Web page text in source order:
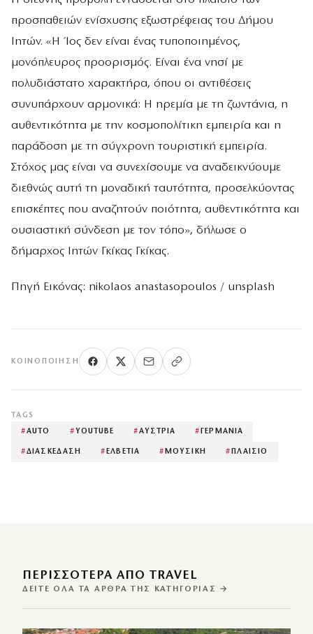
προσπαθειών ενίσχυσης εξωστρέφειας του Δήμου
Ιητών. «Η Ίος δεν είναι ένας τυποποιημένος,
μονόπλευρος προορισμός. Είναι ένα νησί με
πολυδιάστατο χαρακτήρα, όπου οι αντιθέσεις
συνυπάρχουν αρμονικά: Η ηρεμία με τη ζωντάνια, η
αυθεντικότητα με την κοσμοπολίτικη εμπειρία και η
παράδοση με τη σύγχρονη τουριστική εμπειρία.
Στόχος μας είναι να συνεχίσουμε να αναδεικνύουμε
διεθνώς αυτή τη μοναδική ταυτότητα, προσελκύοντας
επισκέπτες που αναζητούν ποιότητα, αυθεντικότητα και
ουσιαστική σύνδεση με τον τόπο», δήλωσε ο
δήμαρχος Ιητών Γκίκας Γκίκας.
Πηγή Εικόνας: nikolaos anastasopoulos / unsplash
ΚΟΙΝΟΠΟΊΗΣΗ
TAGS
#AUTO # YOUTUBE #ΑΥΣΤΡΙΑ #ΓΕΡΜΑΝΙΑ
#ΔΙΑΣΚΕΔΑΣΗ #ΕΛΒΕΤΙΑ #ΜΟΥΣΙΚΗ #ΠΛΑΙΣΙΟ
ΠΕΡΙΣΣΌΤΕΡΑ ΑΠΌ TRAVEL
ΔΕΊΤΕ ΌΛΑ ΤΑ ΆΡΘΡΑ ΤΗΣ ΚΑΤΗΓΟΡΊΑΣ →